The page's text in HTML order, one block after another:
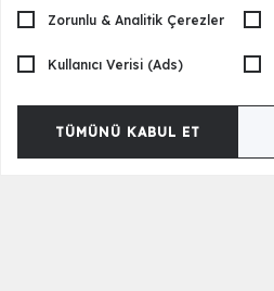
İletişim
0532 565 91 73
Zorunlu & Analitik Çerezler
Kullanıcı Verisi (Ads)
TÜMÜNÜ KABUL ET